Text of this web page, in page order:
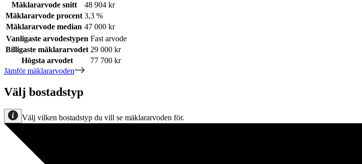
Mäklararvode snitt
48 904 kr
Mäklararvode procent 3,3 %
Mäklararvode median 47 000 kr
Vanligaste arvodestypen Fast arvode
Billigaste mäklararvodet 29 000 kr
Högsta arvodet
77 700 kr
Jämför mäklararvoden
Välj bostadstyp
Välj vilken bostadstyp du vill se mäklararvoden för.